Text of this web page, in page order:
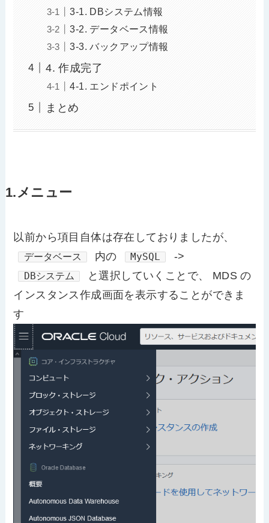
3-1. DBシステム情報
3-2. データベース情報
3-3. バックアップ情報
4. 作成完了
4-1. エンドポイント
まとめ
1.メニュー
以前から項目自体は存在しておりましたが、
データベース 内の MySQL ->
DBシステム
と選択していくことで、 MDS の
インスタンス作成画面を表示することができま
す